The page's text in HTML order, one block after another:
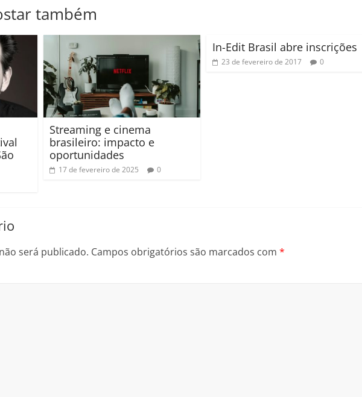
também
Streaming e cinema
brasileiro: impacto e
oportunidades
17 de fevereiro de 2025 0
In-Edit Brasil abre inscrições
23 de fevereiro de 2017 0
será publicado. Campos obrigatórios são marcados com *